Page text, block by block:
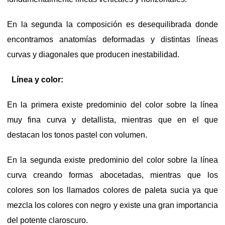
En la segunda la composición es desequilibrada donde
encontramos anatomías deformadas y distintas líneas
curvas y diagonales que producen inestabilidad.
Línea y color:
En la primera existe predominio del color sobre la línea
muy fina curva y detallista, mientras que en el que
destacan los tonos pastel con volumen.
En la segunda existe predominio del color sobre la línea
curva creando formas abocetadas, mientras que los
colores son los llamados colores de paleta sucia ya que
mezcla los colores con negro y existe una gran importancia
del potente claroscuro.